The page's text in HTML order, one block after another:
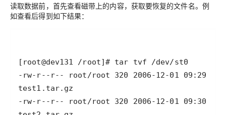
读取数据前，首先查看磁带上的内容，获取要恢复的文件名。例
如查看后得到如下结果：